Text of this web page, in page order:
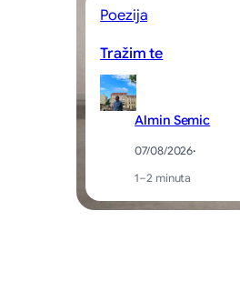
Poezija
Tražim te
Almin Semic
07/08/2026·
1–2 minuta